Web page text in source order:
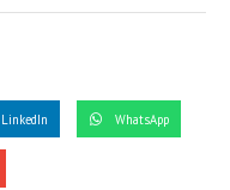
LinkedIn WhatsApp